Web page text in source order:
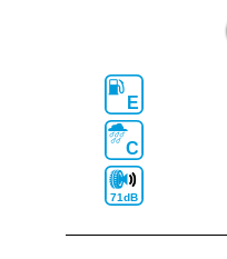
E
C
71dB